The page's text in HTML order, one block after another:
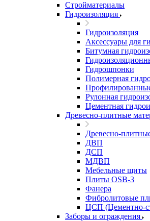
Стройматериалы
Гидроизоляция
Гидроизоляция
Аксессуары для
Битумная
Гидрошпонки
Полимерная
Рулонная
Цементная
Древесно-плитные
Древесно-
ДВП
ДСП
МДВП
Мебельные щиты
Плиты OSB-3
Фанера
Фибролитовые
ЦСП (Цементно-
Заборы и ограждения